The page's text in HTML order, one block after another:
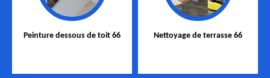
Peinture dessous de toit 66 Nettoyage de terrasse 66